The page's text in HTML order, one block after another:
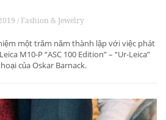
/ Fashion & Jewelry
một trăm năm thành lập với việc phát
M10-P “ASC 100 Edition” – “Ur-Leica”
của Oskar Barnack.